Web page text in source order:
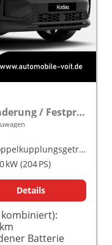
Selection 100% Schwerbehinderung / Festpreisgarantie* Modelljahr 1.5 TSI iV PLUG-IN-HYBRID 204PS DSG "Sonderangebot bei Schwerbehinderung" frei konfigurierbar!
Doppelkupplungsgetriebe (DSG)
kW (204 PS)
Details
Batterie